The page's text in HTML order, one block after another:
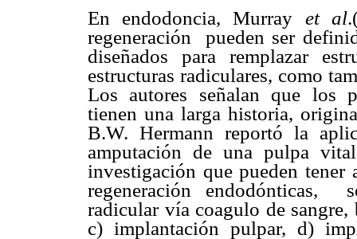
En endodoncia, Murray et al
regeneración pueden ser
diseñados para remplazar
estructuras radiculares, como
Los autores señalan que los
tienen una larga historia,
B.W. Hermann reportó la
amputación de una pulpa
investigación que pueden
regeneración endodónticas,
radicular vía coagulo de sangre,
c) implantación pulpar, d)